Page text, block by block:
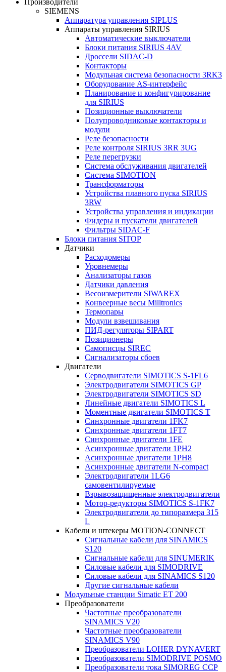
Производители
SIEMENS
Аппаратура управления SIPLUS
Аппараты управления SIRIUS
Автоматические выключатели
Блоки питания SIRIUS 4AV
Дроссели SIDAC-D
Контакторы
Модульная система безопасности 3RK3
Оборудование AS-интерфейс
Планирование и конфигурирование
для SIRIUS
Позиционные выключатели
Полупроводниковые контакторы и
модули
Реле безопасности
Реле контроля SIRIUS 3RR 3UG
Реле перегрузки
Сиcтема обслуживания двигателей
Система SIMOTION
Трансформаторы
Устройства плавного пуска SIRIUS
3RW
Устройства управления и индикации
Фидеры и пускатели двигателей
Фильтры SIDAC-F
Блоки питания SITOP
Датчики
Расходомеры
Уровнемеры
Анализаторы газов
Датчики давления
Весоизмерители SIWAREX
Конвеерные весы Milltronics
Термопары
Модули взвешивания
ПИД-регуляторы SIPART
Позиционеры
Самописцы SIREC
Сигнализаторы сбоев
Двигатели
Серводвигатели SIMOTICS S-1FL6
Электродвигатели SIMOTICS GP
Электродвигатели SIMOTICS SD
Линейные двигатели SIMOTICS L
Моментные двигатели SIMOTICS T
Синхронные двигатели 1FK7
Синхронные двигатели 1FT7
Синхронные двигатели 1FE
Асинхронные двигатели 1PH2
Асинхронные двигатели 1PH8
Асинхронные двигатели N-compact
Электродвигатели 1LG6
cамовентилируемые
Взрывозащищенные электродвигатели
Мотор-редукторы SIMOTICS S-1FK7
Электродвигатели до типоразмера 315
L
Кабели и штекеры MOTION-CONNECT
Сигнальные кабели для SINAMICS
S120
Сигнальные кабели для SINUMERIK
Силовые кабели для SIMODRIVE
Силовые кабели для SINAMICS S120
Другие сигнальные кабели
Модульные станции Simatic ET 200
Преобразователи
Частотные преобразователи
SINAMICS V20
Частотные преобразователи
SINAMICS V90
Преобразователи LOHER DYNAVERT
Преобразователи SIMODRIVE POSMO
Преобразователи тока SIMOREG CCP